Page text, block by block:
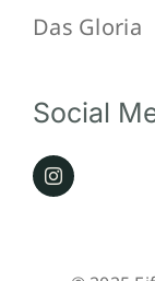
Das Gloria
Social